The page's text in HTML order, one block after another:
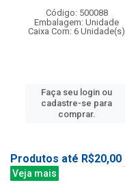
Código: 500088
Embalagem: Unidade
Caixa Com: 6 Unidade(s)
Faça seu login ou
cadastre-se para
comprar.
Produtos até R$20,00
Veja mais